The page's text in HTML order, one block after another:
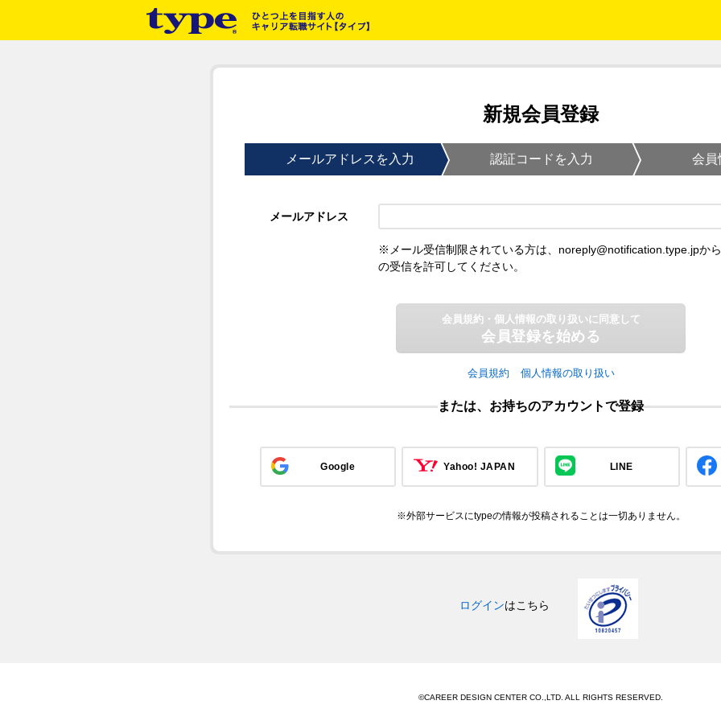
新規会員登録
メールアドレスを入力 認証コードを入力 会員
メールアドレス
※メール受信制限されている方は、noreply@notification.type.jpから
の受信を許可してください。
会員規約・個人情報の取り扱いに同意して
会員登録を始める
会員規約 個人情報の取り扱い
または、お持ちのアカウントで登録
Google Yahoo! JAPAN LINE
※外部サービスにtypeの情報が投稿されることは一切ありません。
ログインはこちら
©CAREER DESIGN CENTER CO.,LTD. ALL RIGHTS RESERVED.